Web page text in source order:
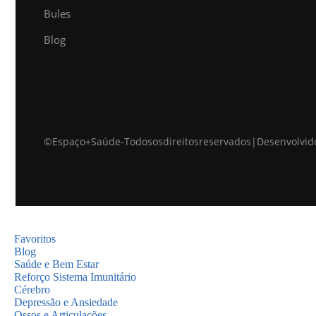
Bules
Blog
© Espaço + Saúde - Todos os direitos reservados |
Favoritos
Blog
Saúde e Bem Estar
Reforço Sistema Imunitário
Cérebro
Depressão e Ansiedade